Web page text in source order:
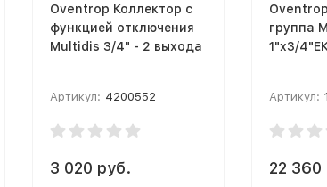
Oventrop Коллектор с
функцией отключения
Multidis 3/4" - 2 выхода
Артикул: 4200552
3 020 руб.
группа
1"x3/
Артикул:
22 360